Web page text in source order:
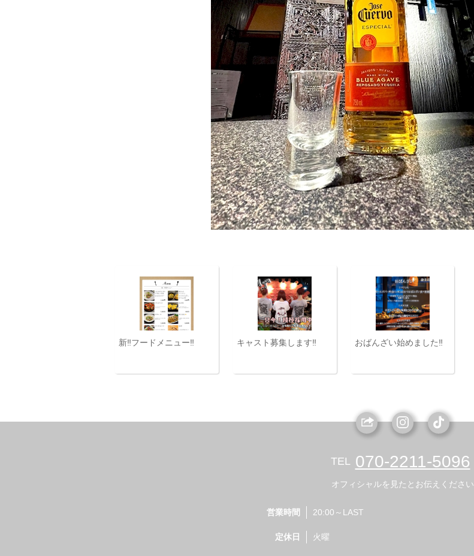
新‼️フードメニュー‼️ キャスト募集します‼️ おばんざい始めました‼️
TEL 070-2211-5096
オフィシャルを見たとお伝えください
営業時間 20:00～LAST
定休日 火曜